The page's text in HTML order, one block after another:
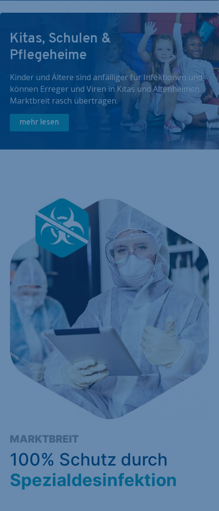
Kitas, Schulen &
Pflegeheime
Kinder und Ältere sind anfälliger für Infektionen und
können Erreger und Viren in Kitas und Altenheimen
Marktbreit rasch übertragen.
mehr lesen
MARKTBREIT
100% Schutz durch
Spezialdesinfektion